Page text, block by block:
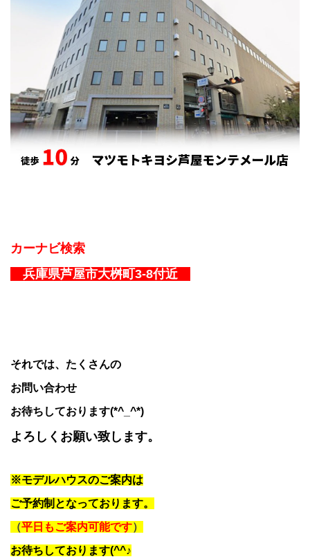
カーナビ検索
兵庫県芦屋市大桝町3-8付近
それでは、たくさんの
お問い合わせ
お待ちしております(*^_^*)
よろしくお願い致します。
※モデルハウスのご案内は
ご予約制となっております。
（平日もご案内可能です）
お待ちしております(^^♪